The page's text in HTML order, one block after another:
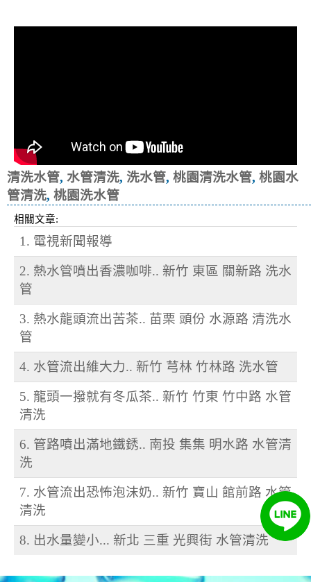
清洗水管, 水管清洗, 洗水管, 桃園清洗水管, 桃園水
管清洗, 桃園洗水管
相關文章:
1. 電視新聞報導
2. 熱水管噴出香濃咖啡.. 新竹 東區 關新路 洗水
管
3. 熱水龍頭流出苦茶.. 苗栗 頭份 水源路 清洗水
管
4. 水管流出維大力.. 新竹 芎林 竹林路 洗水管
5. 龍頭一撥就有冬瓜茶.. 新竹 竹東 竹中路 水管
清洗
6. 管路噴出滿地鐵銹.. 南投 集集 明水路 水管清
洗
7. 水管流出恐怖泡沫奶.. 新竹 寶山 館前路 水管
清洗
8. 出水量變小... 新北 三重 光興街 水管清洗